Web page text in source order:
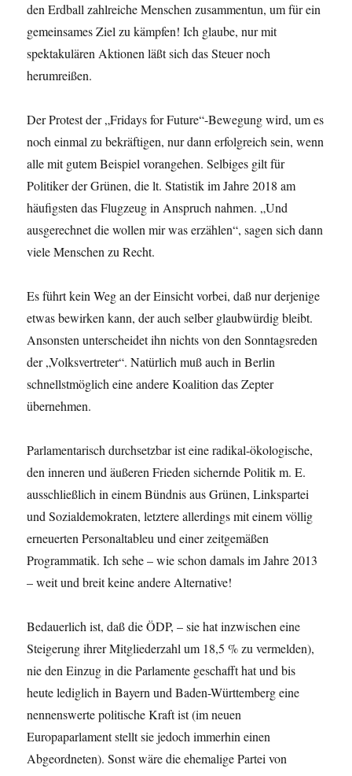
den Erdball zahlreiche Menschen zusammentun, um für ein
gemeinsames Ziel zu kämpfen! Ich glaube, nur mit
spektakulären Aktionen läßt sich das Steuer noch
herumreißen.
Der Protest der „Fridays for Future“-Bewegung wird, um es
noch einmal zu bekräftigen, nur dann erfolgreich sein, wenn
alle mit gutem Beispiel vorangehen. Selbiges gilt für
Politiker der Grünen, die lt. Statistik im Jahre 2018 am
häufigsten das Flugzeug in Anspruch nahmen. „Und
ausgerechnet die wollen mir was erzählen“, sagen sich dann
viele Menschen zu Recht.
Es führt kein Weg an der Einsicht vorbei, daß nur derjenige
etwas bewirken kann, der auch selber glaubwürdig bleibt.
Ansonsten unterscheidet ihn nichts von den Sonntagsreden
der „Volksvertreter“. Natürlich muß auch in Berlin
schnellstmöglich eine andere Koalition das Zepter
übernehmen.
Parlamentarisch durchsetzbar ist eine radikal-ökologische,
den inneren und äußeren Frieden sichernde Politik m. E.
ausschließlich in einem Bündnis aus Grünen, Linkspartei
und Sozialdemokraten, letztere allerdings mit einem völlig
erneuerten Personaltableu und einer zeitgemäßen
Programmatik. Ich sehe – wie schon damals im Jahre 2013
– weit und breit keine andere Alternative!
Bedauerlich ist, daß die ÖDP, – sie hat inzwischen eine
Steigerung ihrer Mitgliederzahl um 18,5 % zu vermelden),
nie den Einzug in die Parlamente geschafft hat und bis
heute lediglich in Bayern und Baden-Württemberg eine
nennenswerte politische Kraft ist (im neuen
Europaparlament stellt sie jedoch immerhin einen
Abgeordneten). Sonst wäre die ehemalige Partei von